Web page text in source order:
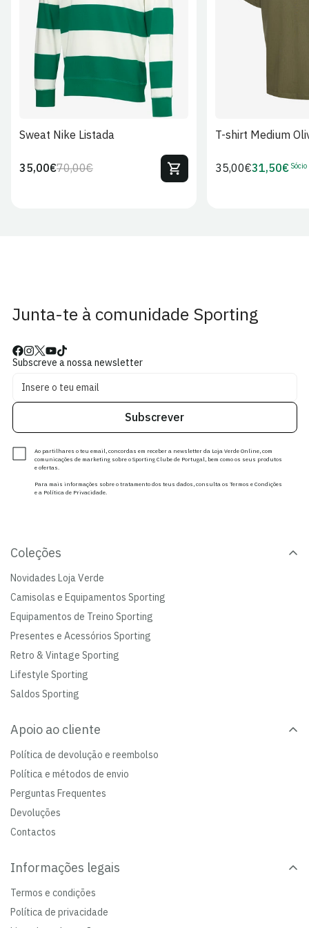
S XL 2XL
Sweat Nike Listada
Preço
70,00€Preço
35,00€
T-shirt Medium
Preço
35,00€Preço
31,50€ Sócio
Junta-te à comunidade Sporting
Subscreve a nossa newsletter
Subscrever
Ao partilhares o teu email, concordas em receber a newsletter da Loja Verde Online, com
comunicações de marketing sobre o Sporting Clube de Portugal, bem como os seus produtos
e ofertas.
Para mais informações sobre o tratamento dos teus dados, consulta os Termos e Condições
e a Política de Privacidade.
Coleções
Novidades Loja Verde
Camisolas e Equipamentos Sporting
Equipamentos de Treino Sporting
Presentes e Acessórios Sporting
Retro & Vintage Sporting
Lifestyle Sporting
Saldos Sporting
Apoio ao cliente
Política de devolução e reembolso
Política e métodos de envio
Perguntas Frequentes
Devoluções
Contactos
Informações legais
Termos e condições
Política de privacidade